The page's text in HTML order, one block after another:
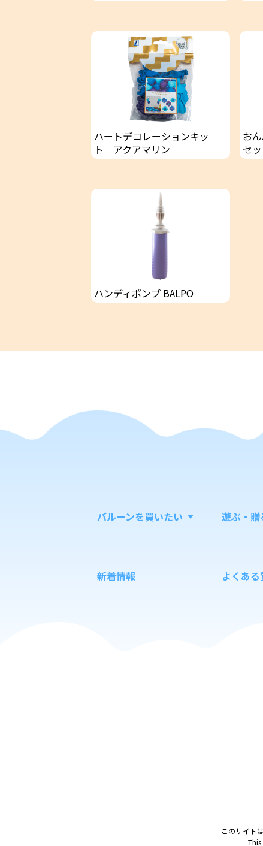
ハートデコレーションキッ
ト アクアマリン
お
セ
ハンディポンプ BALPO
バルーンを買いたい 遊ぶ・贈
新着情報 よくある
このサイト